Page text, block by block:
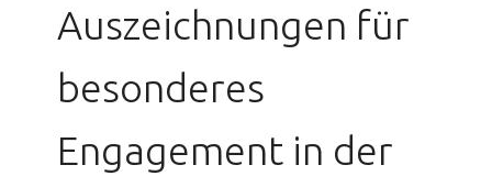
Auszeichnungen für
besonderes
Engagement in der